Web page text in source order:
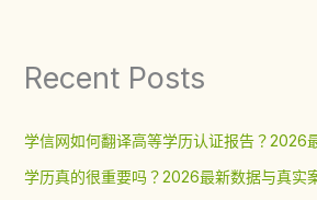
Recent Posts
学信网如何翻译高等学历认证报告？2026
学历真的很重要吗？2026最新数据与真实